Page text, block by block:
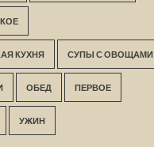
КУХНЯ СУПЫ С ОВОЩАМИ
ОБЕД ПЕРВОЕ
УЖИН